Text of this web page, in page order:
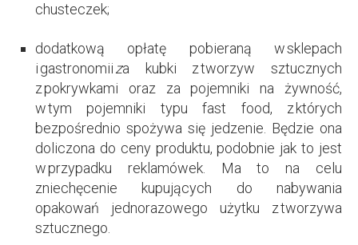
chusteczek;
dodatkową opłatę pobieraną w sklepach
i gastronomiiza kubki z tworzyw sztucznych
z pokrywkami oraz za pojemniki na żywność,
w tym pojemniki typu fast food, z których
bezpośrednio spożywa się jedzenie. Będzie ona
doliczona do ceny produktu, podobnie jak to jest
w przypadku reklamówek. Ma to na celu
zniechęcenie kupujących do nabywania
opakowań jednorazowego użytku z tworzywa
sztucznego.